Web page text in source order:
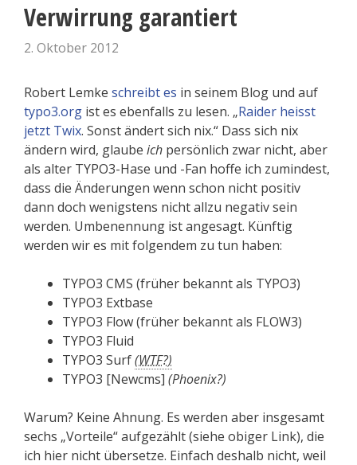
Verwirrung garantiert
2. Oktober 2012
Robert Lemke schreibt es in seinem Blog und auf
typo3.org ist es ebenfalls zu lesen. „Raider heisst
jetzt Twix. Sonst ändert sich nix.“ Dass sich nix
ändern wird, glaube ich persönlich zwar nicht, aber
als alter TYPO3-Hase und -Fan hoffe ich zumindest,
dass die Änderungen wenn schon nicht positiv
dann doch wenigstens nicht allzu negativ sein
werden. Umbenennung ist angesagt. Künftig
werden wir es mit folgendem zu tun haben:
TYPO3 CMS (früher bekannt als TYPO3)
TYPO3 Extbase
TYPO3 Flow (früher bekannt als FLOW3)
TYPO3 Fluid
TYPO3 Surf(WTF?)
TYPO3 [Newcms] (Phoenix?)
Warum? Keine Ahnung. Es werden aber insgesamt
sechs „Vorteile“ aufgezählt (siehe obiger Link), die
ich hier nicht übersetze. Einfach deshalb nicht, weil